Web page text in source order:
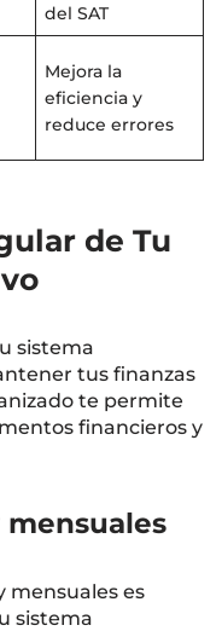
del SAT
Mejora la
eficiencia y
reduce errores
de Tu
sistema
tus finanzas
te permite
financieros y
mensuales
mensuales es
sistema